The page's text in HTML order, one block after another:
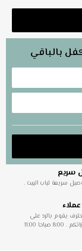
بالباقي
سريع
سريعة لباب البيت .
يقوم بالرد على
استفساراتكم . 8:00 صباحا 11:00